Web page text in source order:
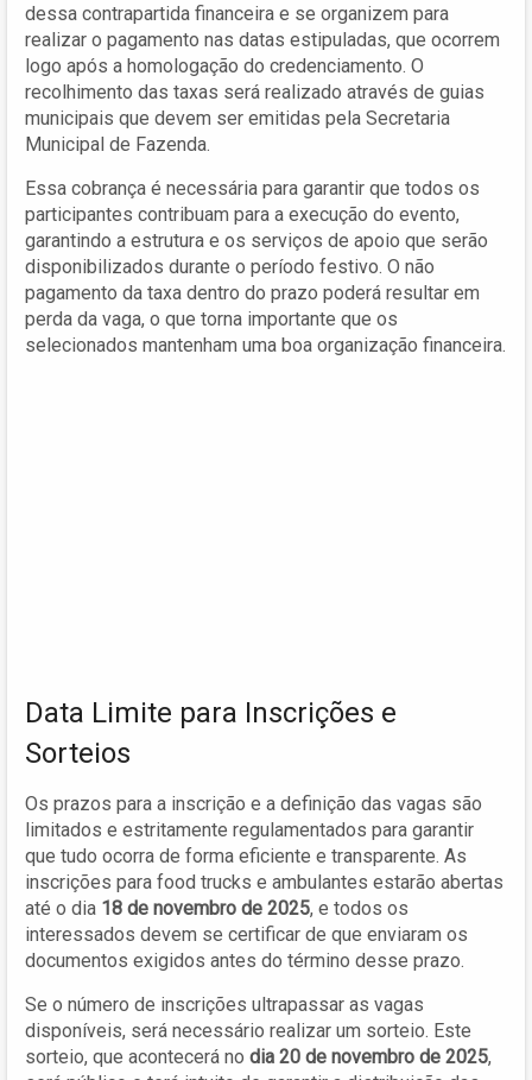
dessa contrapartida financeira e se organizem para
realizar o pagamento nas datas estipuladas, que ocorrem
logo após a homologação do credenciamento. O
recolhimento das taxas será realizado através de guias
municipais que devem ser emitidas pela Secretaria
Municipal de Fazenda.
Essa cobrança é necessária para garantir que todos os
participantes contribuam para a execução do evento,
garantindo a estrutura e os serviços de apoio que serão
disponibilizados durante o período festivo. O não
pagamento da taxa dentro do prazo poderá resultar em
perda da vaga, o que torna importante que os
selecionados mantenham uma boa organização financeira.
Data Limite para Inscrições e
Sorteios
Os prazos para a inscrição e a definição das vagas são
limitados e estritamente regulamentados para garantir
que tudo ocorra de forma eficiente e transparente. As
inscrições para food trucks e ambulantes estarão abertas
até o dia 18 de novembro de 2025, e todos os
interessados devem se certificar de que enviaram os
documentos exigidos antes do término desse prazo.
Se o número de inscrições ultrapassar as vagas
disponíveis, será necessário realizar um sorteio. Este
sorteio, que acontecerá no dia 20 de novembro de 2025,